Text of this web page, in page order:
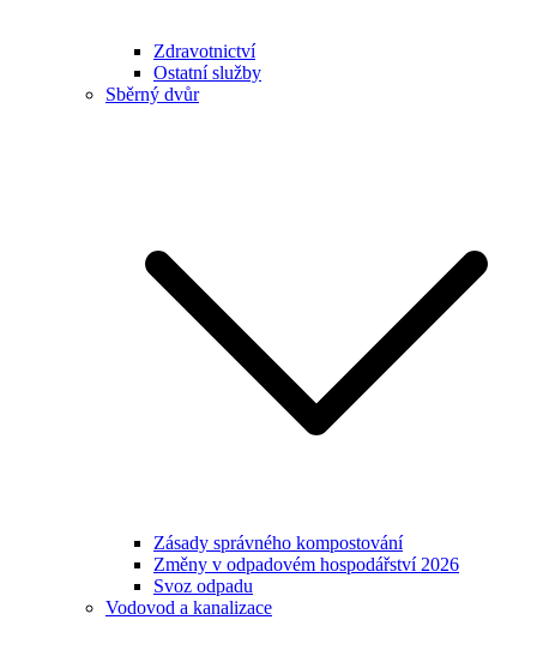
Zdravotnictví
Ostatní služby
Sběrný dvůr
Zásady správného kompostování
Změny v odpadovém hospodářství 2026
Svoz odpadu
Vodovod a kanalizace